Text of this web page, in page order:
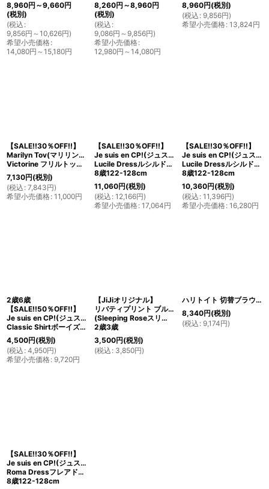
8,960円 ～9,660円
(税別)
(税込 :
9,856円 ～10,626円)
希望小売価格:
14,080円 ～15,180円
8,260円 ～8,960円
(税別)
(税込 :
9,086円 ～9,856円)
希望小売価格:
12,980円 ～14,080円
8,960円(税別)
(税込 : 9,856円)
希望小売価格: 13,824円
【SALE!!30％OFF!!】
Marilyn Tov(マリリントブ)
Victorine フリルトップス（パープルリバティ） 3/4歳 7/8歳
7,130円(税別)
(税込 : 7,843円)
希望小売価格: 11,000円
【SALE!!30％OFF!!】
Je suis en CP!(ジュスィザンセーペー)
Lucile Dressルシルドレス(リバティプリント スプリング・シルエット Spring Silhouette)
8歳122-128cm
11,060円(税別)
(税込 : 12,166円)
希望小売価格: 17,064円
【SALE!!30％OFF!!】
Je suis en CP!(ジュスィザンセーペー)
Lucile Dressルシルドレス(リバティプリント ハイドレンジャ Cream Hydrangeas)
8歳122-128cm
10,360円(税別)
(税込 : 11,396円)
希望小売価格: 16,280円
2歳6歳
【SALE!!50％OFF!!】
Je suis en CP!(ジュスィザンセーペー)
Classic Shirtボーイズ半袖歳クラシックシャツ(リバティプリント ボーダシアBoadicea)
4,500円(税別)
(税込 : 4,950円)
希望小売価格: 9,720円
【JiJiオリジナル】
リバティプリント ブルマ・アンダーショーツ
(Sleeping Roseスリーピング・ローズ)
2歳3歳
3,500円(税別)
(税込 : 3,850円)
ハリトイト 切替ブラウスリバティプリント マウベリーナ Mauverina100-110cm
8,340円(税別)
(税込 : 9,174円)
【SALE!!30％OFF!!】
Je suis en CP!(ジュスィザンセーペー)
Roma Dressフレアドレス(リバティプリント スキャッター・バッズ Scatter Buds)
8歳122-128cm